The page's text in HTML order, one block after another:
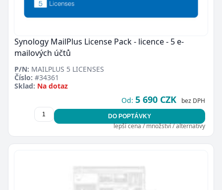
Synology MailPlus License Pack - licence - 5 e-
mailových účtů
P/N: MAILPLUS 5 LICENSES
Číslo: #34361
Sklad: Na dotaz
Od: 5 690 CZK bez DPH
DO POPTÁVKY
lepší cena / množství / alternativy